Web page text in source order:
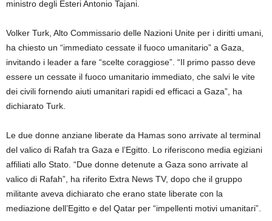
ministro degli Esteri Antonio Tajani.
Volker Turk, Alto Commissario delle Nazioni Unite per i diritti umani,
ha chiesto un “immediato cessate il fuoco umanitario” a Gaza,
invitando i leader a fare “scelte coraggiose”. “Il primo passo deve
essere un cessate il fuoco umanitario immediato, che salvi le vite
dei civili fornendo aiuti umanitari rapidi ed efficaci a Gaza”, ha
dichiarato Turk.
Le due donne anziane liberate da Hamas sono arrivate al terminal
del valico di Rafah tra Gaza e l’Egitto. Lo riferiscono media egiziani
affiliati allo Stato. “Due donne detenute a Gaza sono arrivate al
valico di Rafah”, ha riferito Extra News TV, dopo che il gruppo
militante aveva dichiarato che erano state liberate con la
mediazione dell’Egitto e del Qatar per “impellenti motivi umanitari”.